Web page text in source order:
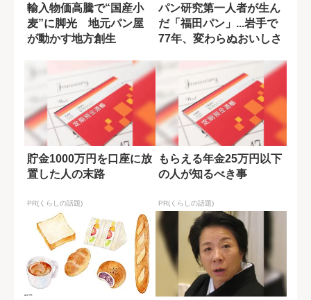
輸入物価高騰で“国産小
麦”に脚光 地元パン屋
が動かす地方創生
パン研究第一人者が生ん
だ「福田パン」...岩手で
77年、変わらぬおいしさ
貯金1000万円を口座に放
置した人の末路
PR(くらしの話題)
もらえる年金25万円以下
の人が知るべき事
PR(くらしの話題)